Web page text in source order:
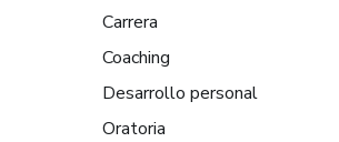
Carrera
Coaching
Desarrollo personal
Oratoria